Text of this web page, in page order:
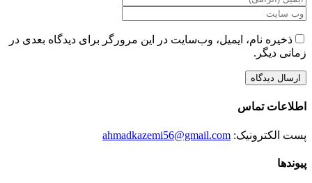
ذخیره نام، ایمیل، وب‌سایت در این مرورگر برای دیدگاه بعدی در
زمانی دیگر.
اطلاعات تماس
پست الکترونیک: ahmadkazemi56@gmail.com
پیوندها